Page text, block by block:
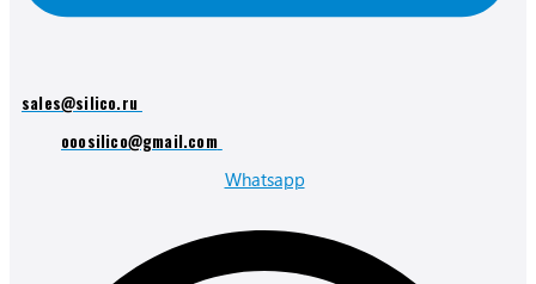
sales@silico.ru
ooosilico@gmail.com
Whatsapp